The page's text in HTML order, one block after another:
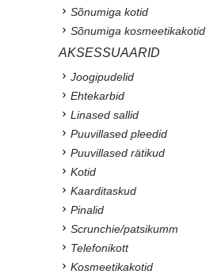
Sõnumiga kotid
Sõnumiga kosmeetikakotid
AKSESSUAARID
Joogipudelid
Ehtekarbid
Linased sallid
Puuvillased pleedid
Puuvillased rätikud
Kotid
Kaarditaskud
Pinalid
Scrunchie/patsikumm
Telefonikott
Kosmeetikakotid